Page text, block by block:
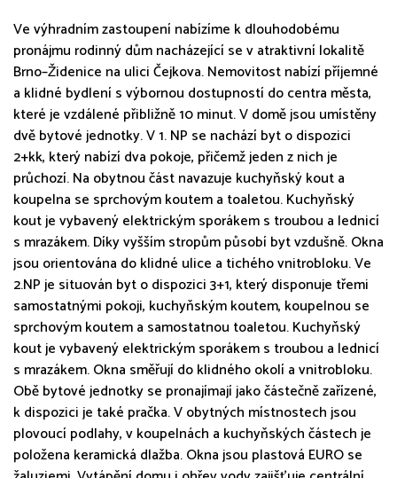
Ve výhradním zastoupení nabízíme k dlouhodobému
pronájmu rodinný dům nacházející se v atraktivní lokalitě
Brno–Židenice na ulici Čejkova. Nemovitost nabízí příjemné
a klidné bydlení s výbornou dostupností do centra města,
které je vzdálené přibližně 10 minut. V domě jsou umístěny
dvě bytové jednotky. V 1. NP se nachází byt o dispozici
2+kk, který nabízí dva pokoje, přičemž jeden z nich je
průchozí. Na obytnou část navazuje kuchyňský kout a
koupelna se sprchovým koutem a toaletou. Kuchyňský
kout je vybavený elektrickým sporákem s troubou a lednicí
s mrazákem. Díky vyšším stropům působí byt vzdušně. Okna
jsou orientována do klidné ulice a tichého vnitrobloku. Ve
2.NP je situován byt o dispozici 3+1, který disponuje třemi
samostatnými pokoji, kuchyňským koutem, koupelnou se
sprchovým koutem a samostatnou toaletou. Kuchyňský
kout je vybavený elektrickým sporákem s troubou a lednicí
s mrazákem. Okna směřují do klidného okolí a vnitrobloku.
Obě bytové jednotky se pronajímají jako částečně zařízené,
k dispozici je také pračka. V obytných místnostech jsou
plovoucí podlahy, v koupelnách a kuchyňských částech je
položena keramická dlažba. Okna jsou plastová EURO se